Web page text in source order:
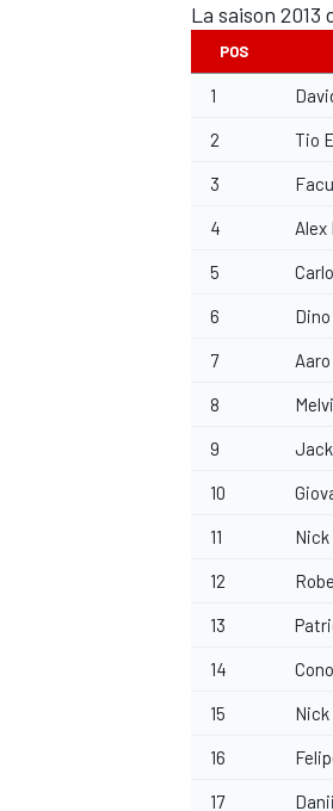
WEC
La saison
POS
1
2 Tio
3
4 Alex
5
6
7
8
9
10
11
12
13
14
15 Nick
16
17